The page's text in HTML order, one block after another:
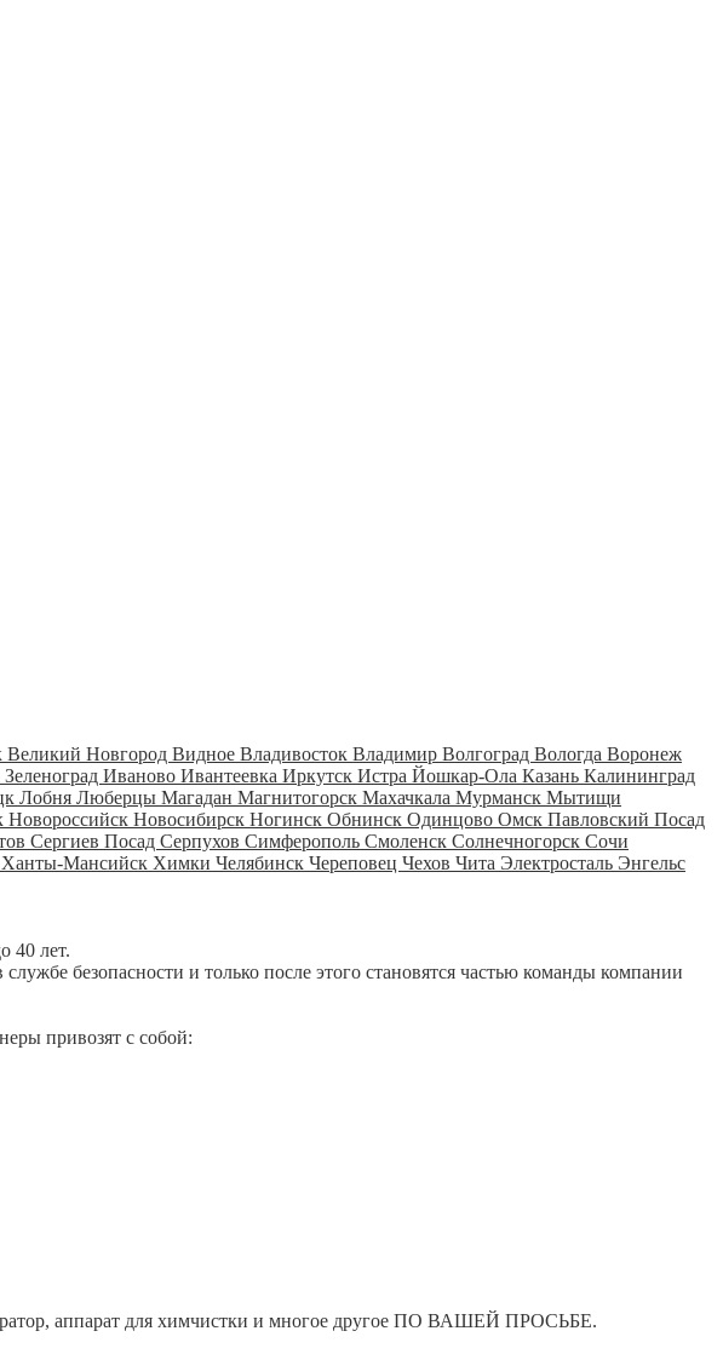
Великий Новгород Видное Владивосток Владимир Волгоград Вологда Воронеж
Зеленоград Иваново Ивантеевка Иркутск Истра Йошкар-Ола Казань Калининград
Лобня Люберцы Магадан Магнитогорск Махачкала Мурманск Мытищи
Новороссийск Новосибирск Ногинск Обнинск Одинцово Омск Павловский Посад
Сергиев Посад Серпухов Симферополь Смоленск Солнечногорск Сочи
Ханты-Мансийск Химки Челябинск Череповец Чехов Чита Электросталь Энгельс
40 лет.
безопасности и только после этого становятся частью команды компании
привозят с собой:
аппарат для химчистки и многое другое ПО ВАШЕЙ ПРОСЬБЕ.